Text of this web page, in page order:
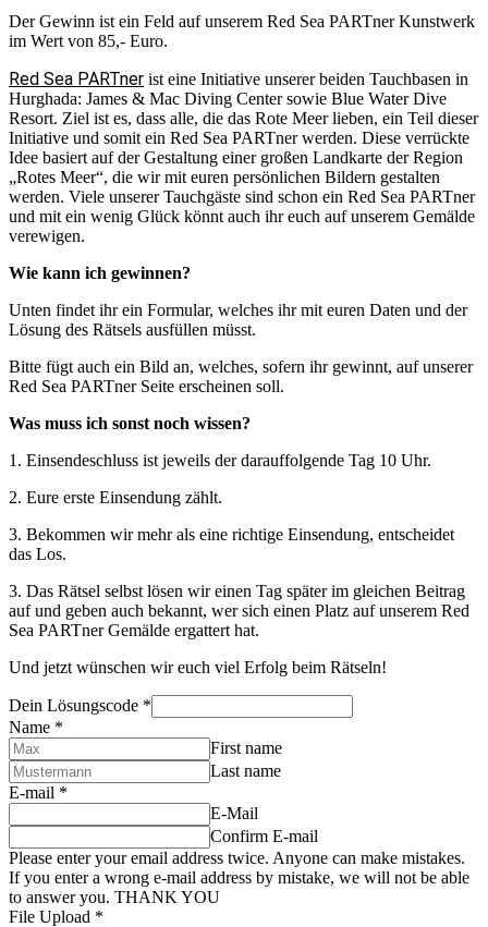
Der Gewinn ist ein Feld auf unserem Red Sea PARTner Kunstwerk
im Wert von 85,- Euro.
Red Sea PARTner ist eine Initiative unserer beiden Tauchbasen in
Hurghada: James & Mac Diving Center sowie Blue Water Dive
Resort. Ziel ist es, dass alle, die das Rote Meer lieben, ein Teil dieser
Initiative und somit ein Red Sea PARTner werden. Diese verrückte
Idee basiert auf der Gestaltung einer großen Landkarte der Region
„Rotes Meer“, die wir mit euren persönlichen Bildern gestalten
werden. Viele unserer Tauchgäste sind schon ein Red Sea PARTner
und mit ein wenig Glück könnt auch ihr euch auf unserem Gemälde
verewigen.
Wie kann ich gewinnen?
Unten findet ihr ein Formular, welches ihr mit euren Daten und der
Lösung des Rätsels ausfüllen müsst.
Bitte fügt auch ein Bild an, welches, sofern ihr gewinnt, auf unserer
Red Sea PARTner Seite erscheinen soll.
Was muss ich sonst noch wissen?
1. Einsendeschluss ist jeweils der darauffolgende Tag 10 Uhr.
2. Eure erste Einsendung zählt.
3. Bekommen wir mehr als eine richtige Einsendung, entscheidet
das Los.
3. Das Rätsel selbst lösen wir einen Tag später im gleichen Beitrag
auf und geben auch bekannt, wer sich einen Platz auf unserem Red
Sea PARTner Gemälde ergattert hat.
Und jetzt wünschen wir euch viel Erfolg beim Rätseln!
Dein Lösungscode *
Name *
First name
Last name
E-mail *
E-Mail
Confirm E-mail
Please enter your email address twice. Anyone can make mistakes.
If you enter a wrong e-mail address by mistake, we will not be able
to answer you. THANK YOU
File Upload *